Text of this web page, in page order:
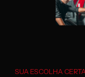
SUA ESCOLHA